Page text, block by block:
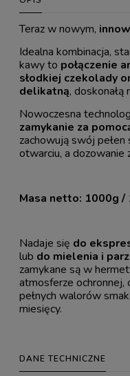
Teraz w nowym,
Idealna kombinacja,
kawy to połączenie
słodkiej czekolady
delikatną, doskonałą
Nowoczesna
zamykanie za
zachowują swój
otwarciu, a dozowanie
Masa netto: 1000g /
Nadaje się do
lub do mielenia i
zamykane są w
atmosferze ochronnej,
pełnych walorów
miesięcy.
DANE TECHNICZNE